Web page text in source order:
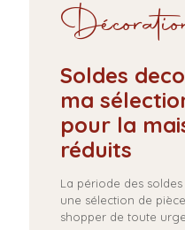
Soldes
ma
pour la
réduits
La période des
une sélection de
shopper de toute